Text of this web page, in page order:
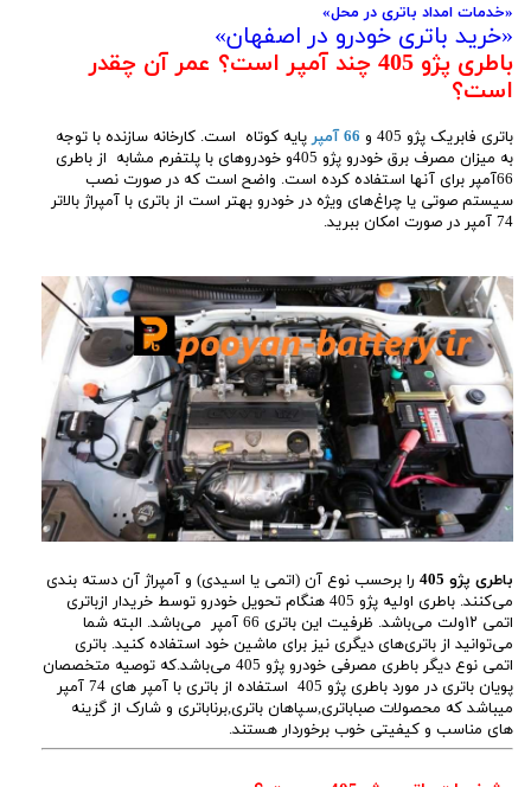
«خدمات امداد باتری در محل»
«خرید باتری خودرو در اصفهان»
باطری پژو 405 چند آمپر است؟ عمر آن چقدر
است؟
باتری فابریک پژو 405 و 66 آمپر
پایه کوتاه است. کارخانه سازنده با توجه
به میزان مصرف برق خودرو پژو 405و خودروهای با پلتفرم مشابه از باطری
66آمپر برای آنها استفاده کرده است. واضح است که در صورت نصب
سیستم صوتی یا چراغ‌های ویژه در خودرو بهتر است از باتری با آمپراژ بالاتر
74 آمپر در صورت امکان ببرید.
باطری پژو 405
را برحسب نوع آن (اتمی یا اسیدی) و آمپراژ آن دسته بندی
می‌کنند. باطری اولیه پژو 405 هنگام تحویل خودرو توسط خریدار ازباتری
اتمی ۱۲ولت می‌باشد. ظرفیت این باتری 66 آمپر می‌باشد. البته شما
می‌توانید از باتری‌های دیگری نیز برای ماشین خود استفاده کنید. باتری
اتمی نوع دیگر باطری مصرفی خودرو پژو 405 می‌باشد.که توصیه متخصصان
پویان باتری در مورد باطری پژو 405 استفاده از باتری با آمپر های 74 آمپر
میباشد که محصولات صباباتری,سپاهان باتری,برناباتری و شارک از گزینه
های مناسب و کیفیتی خوب برخوردار هستند.